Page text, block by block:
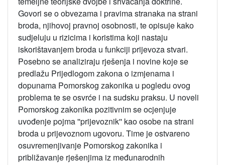
Govori se o obvezama i pravima stranaka na strani
broda, njihovoj pravnoj osobnosti, te opisuje kako
sudjeluju u rizicima i koristima koji nastaju
iskorištavanjem broda u funkciji prijevoza stvari.
Posebno se analiziraju rješenja i novine koje se
predlažu Prijedlogom zakona o izmjenama i
dopunama Pomorskog zakonika u pogledu ovog
problema te se osvrće i na sudsku praksu. U noveli
Pomorskog zakonika pozitivnim se ocjenjuje
uvođenje pojma ''prijevoznik'' kao osobe na strani
broda u prijevoznom ugovoru. Time je ostvareno
osuvremenjivanje Pomorskog zakonika i
približavanje rješenjima iz međunarodnih